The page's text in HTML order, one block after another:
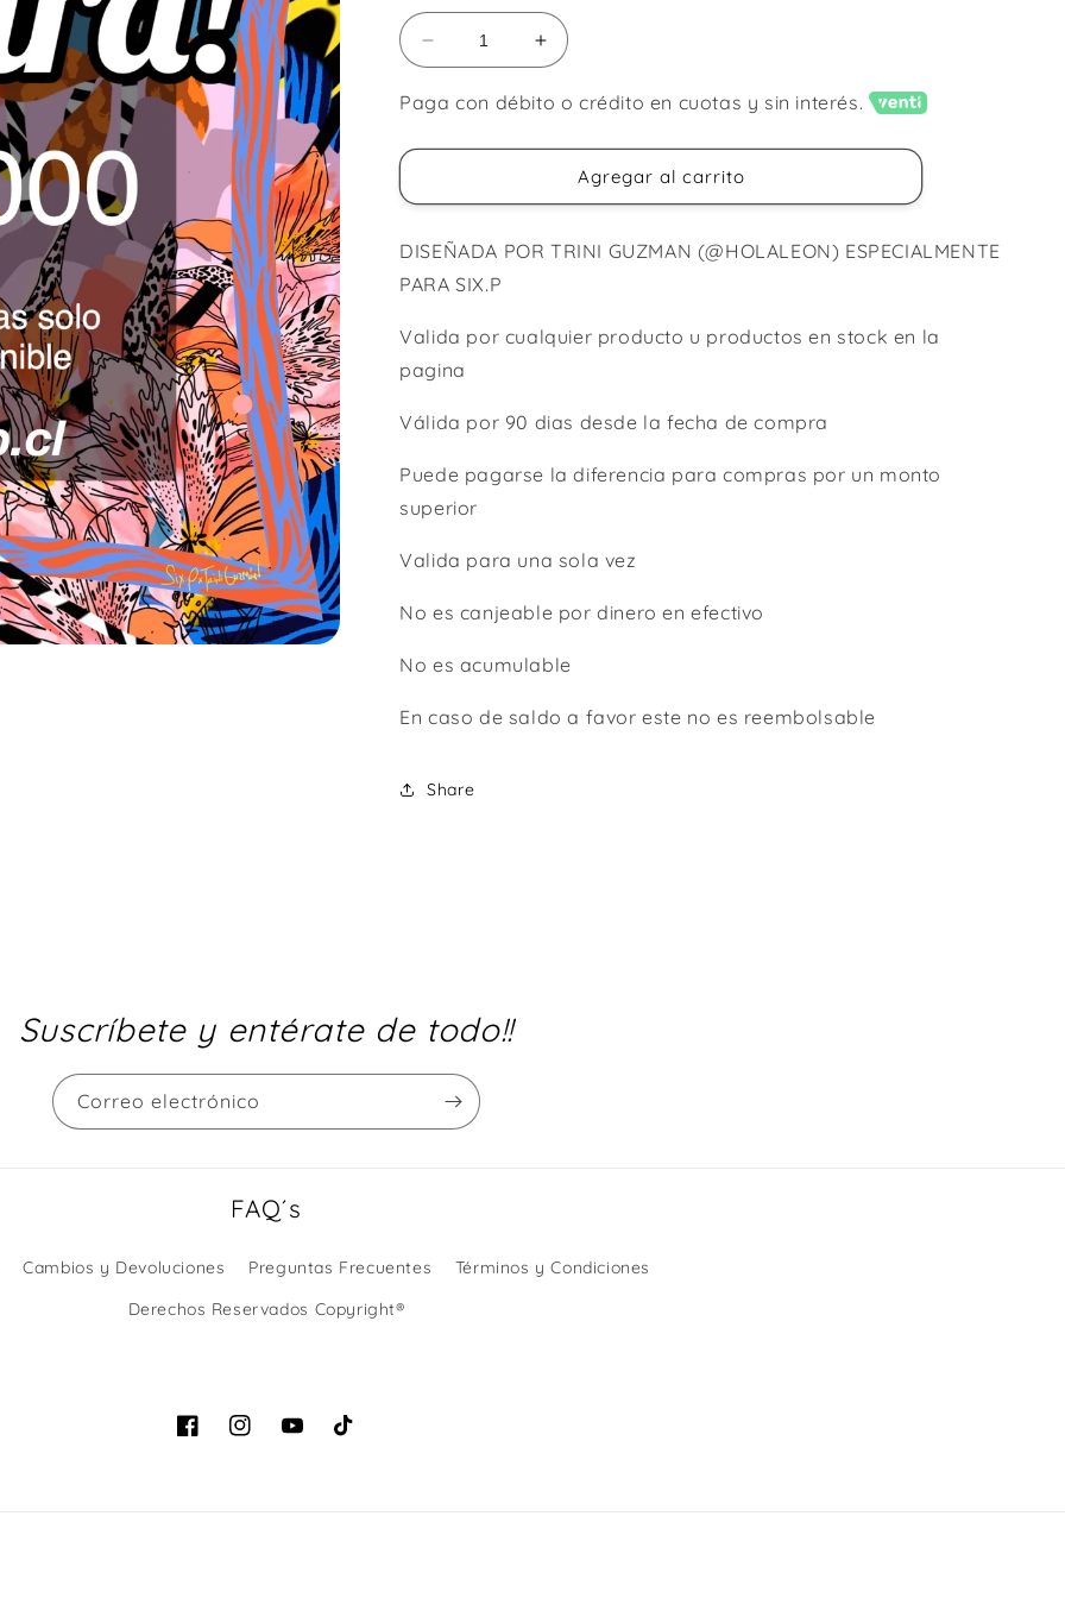
Reducir
cantidad
para
Card
Aumentar
cantidad
para
Card
400mil
Paga con débito o crédito en cuotas y sin interés.
Agregar al carrito
DISEÑADA POR TRINI GUZMAN (@HOLALEON) ESPECIALMENTE
PARA SIX.P
Valida por cualquier producto u productos en stock en la
pagina
Válida por 90 dias desde la fecha de compra
Puede pagarse la diferencia para compras por un monto
superior
Valida para una sola vez
No es canjeable por dinero en efectivo
No es acumulable
En caso de saldo a favor este no es reembolsable
Share
Suscríbete y entérate de todo!!
Correo electrónico
FAQ´s
Cambios y Devoluciones Preguntas Frecuentes
Términos y Condiciones
Derechos Reservados Copyright®
FacebookInstagramYouTubeTikTok